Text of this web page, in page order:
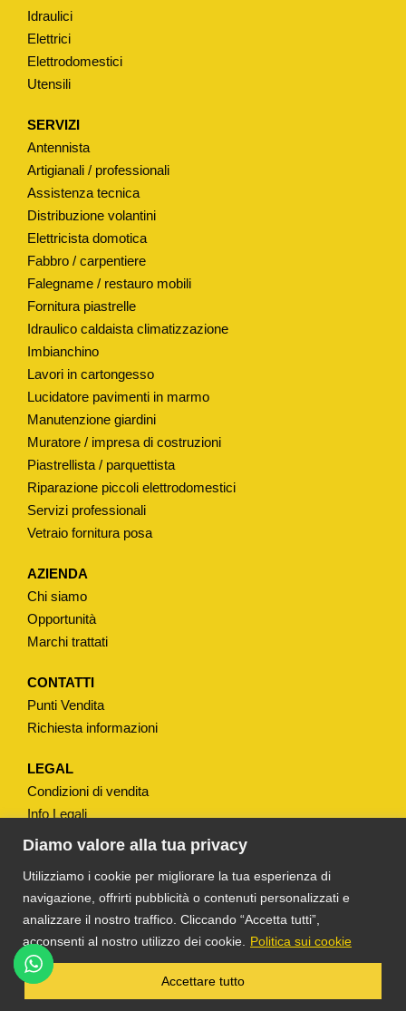
Diamo valore alla tua privacy
Utilizziamo i cookie per migliorare la tua esperienza di
navigazione, offrirti pubblicità o contenuti personalizzati e
analizzare il nostro traffico. Cliccando “Accetta tutti”,
acconsenti al nostro utilizzo dei cookie.
Politica sui cookie
Accettare tutto
A
N
A
E
R
V
A
L
V
O
L
A
S
C
A
R
C
O
F
L
Z
A
M
S
P
3
M
M
q
Idraulici
Elettrici
Elettrodomestici
Utensili
SERVIZI
Antennista
Artigianali / professionali
Assistenza tecnica
Distribuzione volantini
Elettricista domotica
Fabbro / carpentiere
Falegname / restauro mobili
Fornitura piastrelle
Idraulico caldaista climatizzazione
Imbianchino
Lavori in cartongesso
Lucidatore pavimenti in marmo
Manutenzione giardini
Muratore / impresa di costruzioni
Piastrellista / parquettista
Riparazione piccoli elettrodomestici
Servizi professionali
Vetraio fornitura posa
AZIENDA
Chi siamo
Opportunità
Marchi trattati
CONTATTI
Punti Vendita
Richiesta informazioni
LEGAL
Condizioni di vendita
Info Legali
Note Legali
TS DACOM
S.R.L. UNIPERSONALE P. IVA
03055900231 © COPYRIGHT 2025 TUTTI I